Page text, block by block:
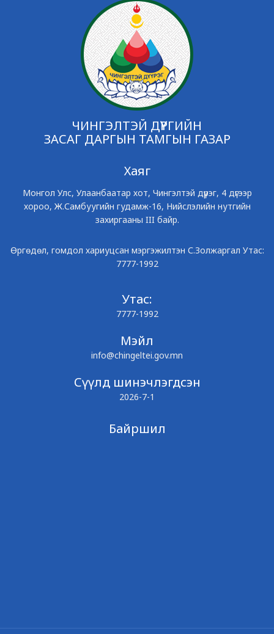
ЧИНГЭЛТЭЙ ДҮҮРГИЙН
ЗАСАГ ДАРГЫН ТАМГЫН ГАЗАР
Хаяг
Монгол Улс, Улаанбаатар хот, Чингэлтэй дүүрэг, 4 дүгээр
хороо, Ж.Самбуугийн гудамж-16, Нийслэлийн нутгийн
захиргааны III байр.
Өргөдөл, гомдол хариуцсан мэргэжилтэн С.Золжаргал Утас:
7777-1992
Утас:
7777-1992
Мэйл
info@chingeltei.gov.mn
Сүүлд шинэчлэгдсэн
2026-7-1
Байршил